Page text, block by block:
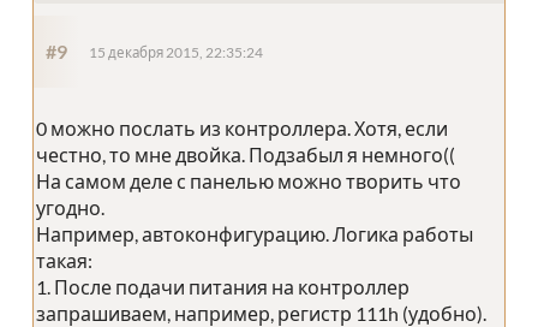
#9 15 декабря 2015, 22:35:24
0 можно послать из контроллера. Хотя, если
честно, то мне двойка. Подзабыл я немного((
На самом деле с панелью можно творить что
угодно.
Например, автоконфигурацию. Логика работы
такая:
1. После подачи питания на контроллер
запрашиваем, например, регистр 111h (удобно).